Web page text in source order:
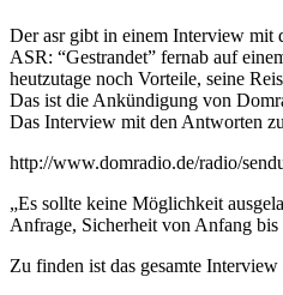
Der asr gibt in einem Interview mit
ASR: “Gestrandet” fernab auf
heutzutage noch Vorteile, seine
Das ist die Ankündigung von
Das Interview mit den Antworten
http://www.domradio.de/radio/
„Es sollte keine Möglichkeit
Anfrage, Sicherheit von Anfang
Zu finden ist das gesamte